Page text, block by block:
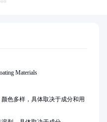
Materials
色多样，具体取决于成分和用